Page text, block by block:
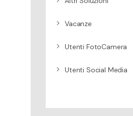
Vacanze
Utenti FotoCamera
Utenti Social Media